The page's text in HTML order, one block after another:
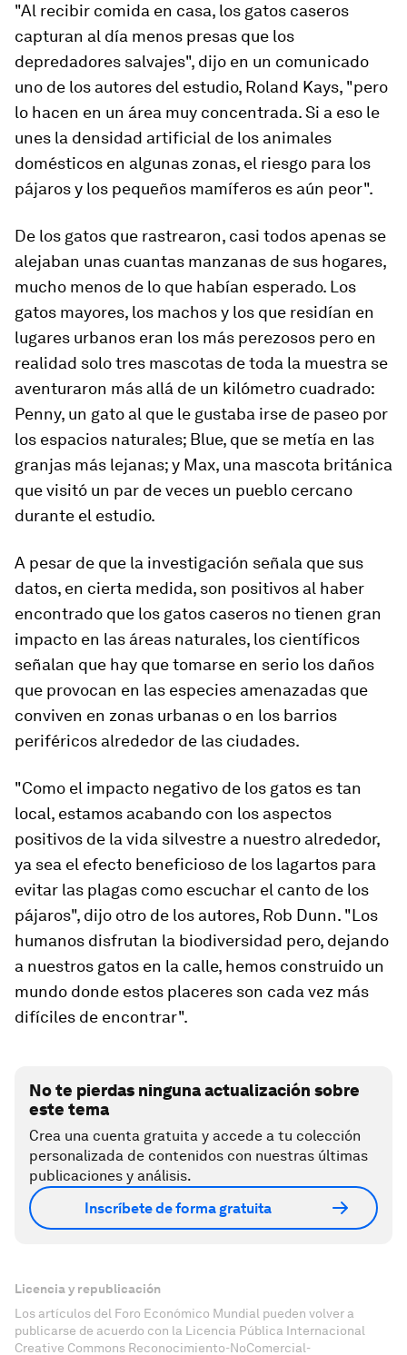
"Al recibir comida en casa, los gatos caseros
capturan al día menos presas que los
depredadores salvajes", dijo en un comunicado
uno de los autores del estudio, Roland Kays, "pero
lo hacen en un área muy concentrada. Si a eso le
unes la densidad artificial de los animales
domésticos en algunas zonas, el riesgo para los
pájaros y los pequeños mamíferos es aún peor".
De los gatos que rastrearon, casi todos apenas se
alejaban unas cuantas manzanas de sus hogares,
mucho menos de lo que habían esperado. Los
gatos mayores, los machos y los que residían en
lugares urbanos eran los más perezosos pero en
realidad solo tres mascotas de toda la muestra se
aventuraron más allá de un kilómetro cuadrado:
Penny, un gato al que le gustaba irse de paseo por
los espacios naturales; Blue, que se metía en las
granjas más lejanas; y Max, una mascota británica
que visitó un par de veces un pueblo cercano
durante el estudio.
A pesar de que la investigación señala que sus
datos, en cierta medida, son positivos al haber
encontrado que los gatos caseros no tienen gran
impacto en las áreas naturales, los científicos
señalan que hay que tomarse en serio los daños
que provocan en las especies amenazadas que
conviven en zonas urbanas o en los barrios
periféricos alrededor de las ciudades.
"Como el impacto negativo de los gatos es tan
local, estamos acabando con los aspectos
positivos de la vida silvestre a nuestro alrededor,
ya sea el efecto beneficioso de los lagartos para
evitar las plagas como escuchar el canto de los
pájaros", dijo otro de los autores, Rob Dunn. "Los
humanos disfrutan la biodiversidad pero, dejando
a nuestros gatos en la calle, hemos construido un
mundo donde estos placeres son cada vez más
difíciles de encontrar".
No te pierdas ninguna actualización sobre
este tema
Crea una cuenta gratuita y accede a tu colección
personalizada de contenidos con nuestras últimas
publicaciones y análisis.
Inscríbete de forma gratuita
Licencia y republicación
Los artículos del Foro Económico Mundial pueden volver a
publicarse de acuerdo con la Licencia Pública Internacional
Creative Commons Reconocimiento-NoComercial-